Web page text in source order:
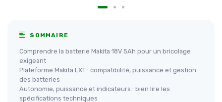
SOMMAIRE
Comprendre la batterie Makita 18V 5Ah pour un bricolage
exigeant
Plateforme Makita LXT : compatibilité, puissance et gestion
des batteries
Autonomie, puissance et indicateurs : bien lire les
spécifications techniques